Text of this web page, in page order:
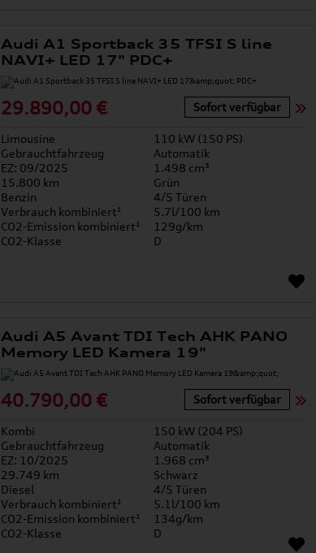
Audi A1 Sportback 35 TFSI S line
NAVI+ LED 17" PDC+
29.890,00 € Sofort verfügbar
Limousine
110 kW (150 PS)
Gebrauchtfahrzeug
Automatik
EZ: 09/2025
1.498 cm³
15.800 km
Grün
Benzin
4/5 Türen
Verbrauch kombiniert¹
5.7l/100 km
CO2-Emission kombiniert¹
129g/km
CO2-Klasse
D
Audi A5 Avant TDI Tech AHK PANO
Memory LED Kamera 19"
40.790,00 € Sofort verfügbar
Kombi
150 kW (204 PS)
Gebrauchtfahrzeug
Automatik
EZ: 10/2025
1.968 cm³
29.749 km
Schwarz
Diesel
4/5 Türen
Verbrauch kombiniert¹
5.1l/100 km
CO2-Emission kombiniert¹
134g/km
CO2-Klasse
D